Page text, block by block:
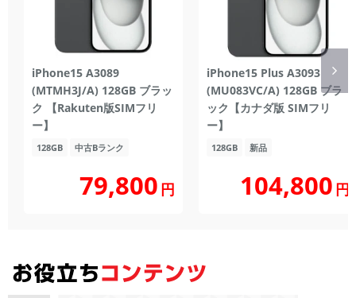
iPhone15 A3089
(MTMH3J/A) 128GB ブラッ
ク 【Rakuten版SIMフリ
ー】
128GB 中古Bランク
79,800円
iPhone15 Plus A3093
(MU083VC/A) 128GB ブラ
ック【カナダ版 SIMフリ
ー】
128GB 新品
104,800円